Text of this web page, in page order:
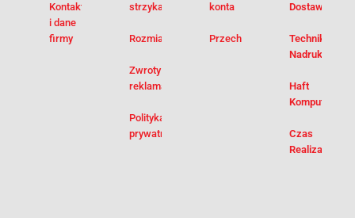
Dostawy
Techniki
Nadruku
Haft
Komputerowy
Czas
Realizacji
konta
Przechowalnia
strzykawki
Rozmiarówka
Zwroty i
reklamacje
Polityka
prywatności
Kontakt
i dane
firmy